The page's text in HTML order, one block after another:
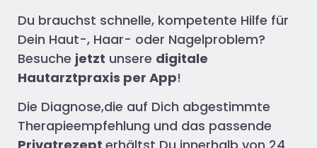
Du brauchst schnelle, kompetente Hilfe für
Dein Haut-, Haar- oder Nagelproblem?
Besuche jetzt unsere digitale
Hautarztpraxis per App!
Die Diagnose,die auf Dich abgestimmte
Therapieempfehlung und das passende